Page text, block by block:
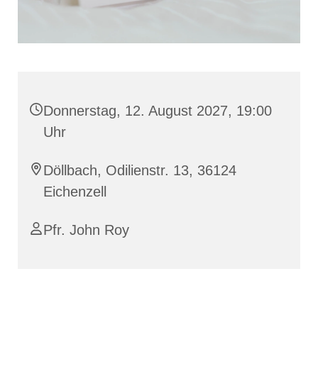
Donnerstag, 12. August 2027, 19:00
Uhr
Döllbach, Odilienstr. 13, 36124
Eichenzell
Pfr. John Roy